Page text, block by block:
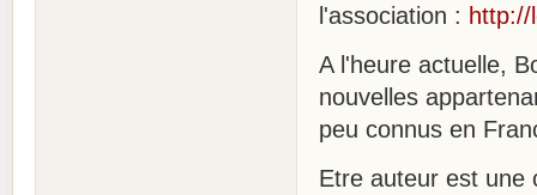
l'association :
A l'heure actuelle,
nouvelles
peu connus en
Etre auteur est une